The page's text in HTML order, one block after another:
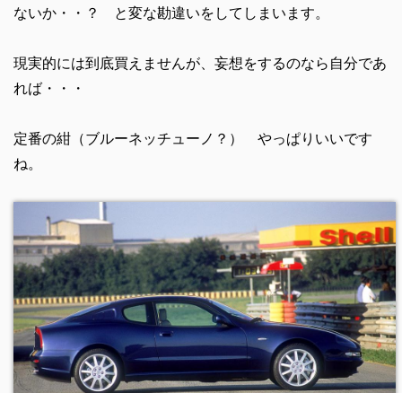
ないか・・？ と変な勘違いをしてしまいます。
現実的には到底買えませんが、妄想をするのなら自分であ
れば・・・
定番の紺（ブルーネッチューノ？） やっぱりいいです
ね。